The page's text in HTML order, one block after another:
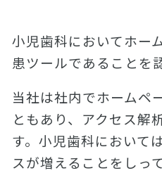
小児歯科においてホー
患ツールであることを
当社は社内でホームペ
ともあり、アクセス解
す。小児歯科において
スが増えることをしっ